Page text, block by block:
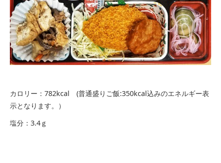
カロリー：782kcal (普通盛りご飯:350kcal込みのエネルギー表
示となります。）
塩分：3.4ｇ